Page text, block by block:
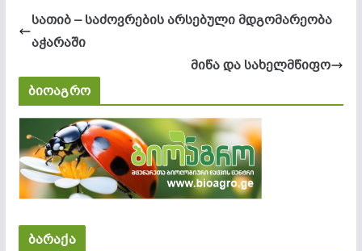
სათიბ – საძოვრების არსებული მდგომარეობა
აჭარაში
მიწა და სახელმწიფო
ბიოაგრო
ბარაქა